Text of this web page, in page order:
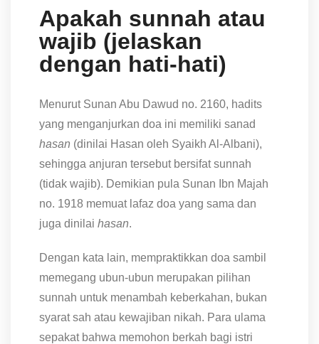
Apakah sunnah atau
wajib (jelaskan
dengan hati-hati)
Menurut Sunan Abu Dawud no. 2160, hadits
yang menganjurkan doa ini memiliki sanad
hasan (dinilai Hasan oleh Syaikh Al-Albani),
sehingga anjuran tersebut bersifat sunnah
(tidak wajib). Demikian pula Sunan Ibn Majah
no. 1918 memuat lafaz doa yang sama dan
juga dinilai hasan.
Dengan kata lain, mempraktikkan doa sambil
memegang ubun-ubun merupakan pilihan
sunnah untuk menambah keberkahan, bukan
syarat sah atau kewajiban nikah. Para ulama
sepakat bahwa memohon berkah bagi istri